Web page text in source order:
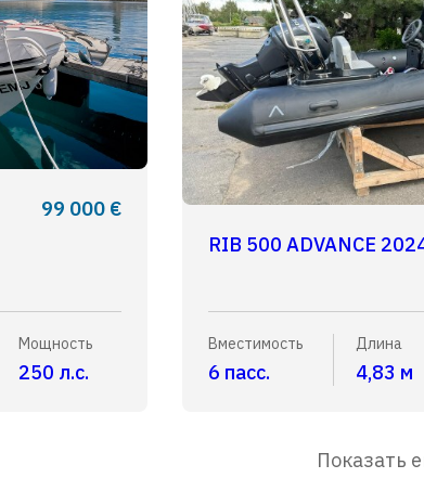
99 000 €
Мощность
250 л.с.
RIB 500 ADVANCE
Вместимость
6 пасс.
Длина
4,83 м
Показать